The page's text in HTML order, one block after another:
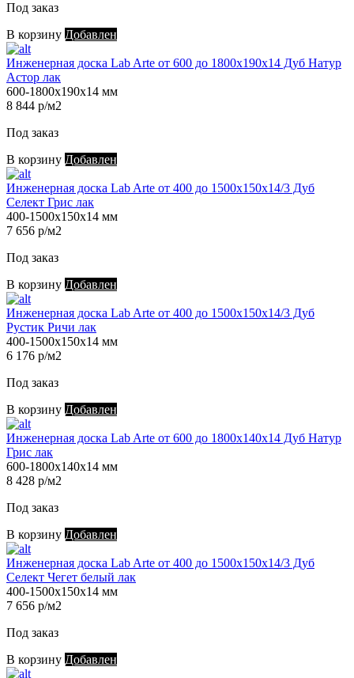
Под заказ
В корзину Добавлен
Инженерная доска Lab Arte от 600 до 1800х190х14 Дуб Натур
Астор лак
600-1800х190х14 мм
8 844 р/м2
Под заказ
В корзину Добавлен
Инженерная доска Lab Arte от 400 до 1500х150х14/3 Дуб
Селект Грис лак
400-1500х150х14 мм
7 656 р/м2
Под заказ
В корзину Добавлен
Инженерная доска Lab Arte от 400 до 1500х150х14/3 Дуб
Рустик Ричи лак
400-1500х150х14 мм
6 176 р/м2
Под заказ
В корзину Добавлен
Инженерная доска Lab Arte от 600 до 1800х140х14 Дуб Натур
Грис лак
600-1800х140х14 мм
8 428 р/м2
Под заказ
В корзину Добавлен
Инженерная доска Lab Arte от 400 до 1500х150х14/3 Дуб
Селект Чегет белый лак
400-1500х150х14 мм
7 656 р/м2
Под заказ
В корзину Добавлен